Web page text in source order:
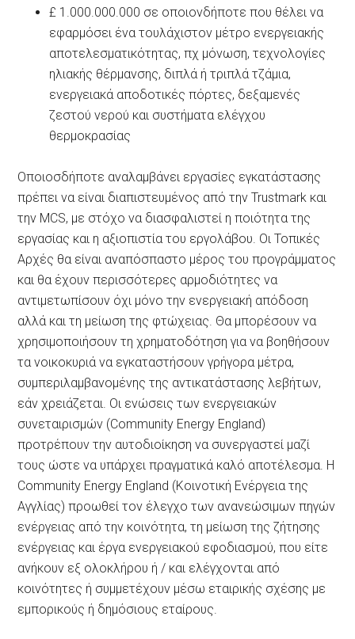
£ 1.000.000.000 σε οποιονδήποτε που θέλει να
εφαρμόσει ένα τουλάχιστον μέτρο ενεργειακής
αποτελεσματικότητας, πχ μόνωση, τεχνολογίες
ηλιακής θέρμανσης, διπλά ή τριπλά τζάμια,
ενεργειακά αποδοτικές πόρτες, δεξαμενές
ζεστού νερού και συστήματα ελέγχου
θερμοκρασίας
Οποιοσδήποτε αναλαμβάνει εργασίες εγκατάστασης
πρέπει να είναι διαπιστευμένος από την Trustmark και
την MCS, με στόχο να διασφαλιστεί η ποιότητα της
εργασίας και η αξιοπιστία του εργολάβου. Οι Τοπικές
Αρχές θα είναι αναπόσπαστο μέρος του προγράμματος
και θα έχουν περισσότερες αρμοδιότητες να
αντιμετωπίσουν όχι μόνο την ενεργειακή απόδοση
αλλά και τη μείωση της φτώχειας. Θα μπορέσουν να
χρησιμοποιήσουν τη χρηματοδότηση για να βοηθήσουν
τα νοικοκυριά να εγκαταστήσουν γρήγορα μέτρα,
συμπεριλαμβανομένης της αντικατάστασης λεβήτων,
εάν χρειάζεται. Οι ενώσεις των ενεργειακών
συνεταιρισμών (Community Energy England)
προτρέπουν την αυτοδιοίκηση να συνεργαστεί μαζί
τους ώστε να υπάρχει πραγματικά καλό αποτέλεσμα. Η
Community Energy England (Κοινοτική Ενέργεια της
Αγγλίας) προωθεί τον έλεγχο των ανανεώσιμων πηγών
ενέργειας από την κοινότητα, τη μείωση της ζήτησης
ενέργειας και έργα ενεργειακού εφοδιασμού, που είτε
ανήκουν εξ ολοκλήρου ή / και ελέγχονται από
κοινότητες ή συμμετέχουν μέσω εταιρικής σχέσης με
εμπορικούς ή δημόσιους εταίρους.